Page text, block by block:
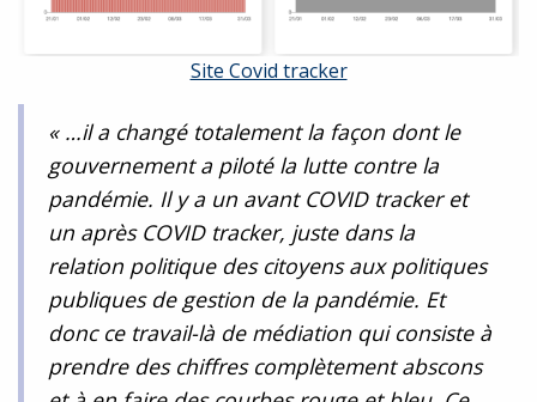
Site Covid tracker
« …il a changé totalement la façon dont le
gouvernement a piloté la lutte contre la
pandémie. Il y a un avant COVID tracker et
un après COVID tracker, juste dans la
relation politique des citoyens aux politiques
publiques de gestion de la pandémie. Et
donc ce travail-là de médiation qui consiste à
prendre des chiffres complètement abscons